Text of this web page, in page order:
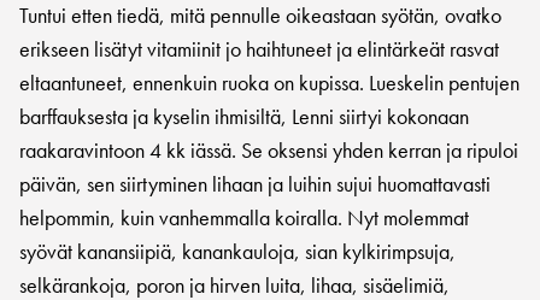
Tuntui etten tiedä, mitä pennulle oikeastaan syötän, ovatko
erikseen lisätyt vitamiinit jo haihtuneet ja elintärkeät rasvat
eltaantuneet, ennenkuin ruoka on kupissa. Lueskelin pentujen
barffauksesta ja kyselin ihmisiltä, Lenni siirtyi kokonaan
raakaravintoon 4 kk iässä. Se oksensi yhden kerran ja ripuloi
päivän, sen siirtyminen lihaan ja luihin sujui huomattavasti
helpommin, kuin vanhemmalla koiralla. Nyt molemmat
syövät kanansiipiä, kanankauloja, sian kylkirimpsuja,
selkärankoja, poron ja hirven luita, lihaa, sisäelimiä,